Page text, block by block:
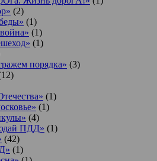
(2)
(1)
(1)
(1)
порядка» (3)
(1)
(1)
(4)
ПДД» (1)
(42)
(1)